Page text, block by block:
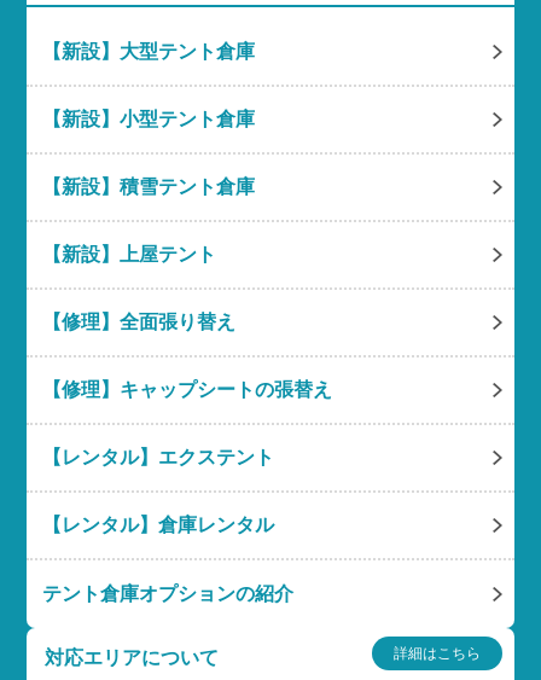
【新設】大型テント倉庫
【新設】小型テント倉庫
【新設】積雪テント倉庫
【新設】上屋テント
【修理】全面張り替え
【修理】キャップシートの張替え
【レンタル】エクステント
【レンタル】倉庫レンタル
テント倉庫オプションの紹介
対応エリアについて 詳細はこちら